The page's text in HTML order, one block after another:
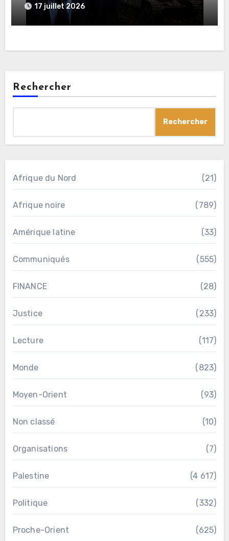
en Ukraine
17 juillet 2026
Rechercher
Rechercher
Afrique du Nord (21)
Afrique noire (789)
Amérique latine (33)
Communiqués (555)
FINANCE (28)
Justice (233)
Lecture (117)
Monde (823)
Moyen-Orient (93)
Non classé (10)
Organisations (7)
Palestine (4 617)
Politique (332)
Proche-Orient (625)